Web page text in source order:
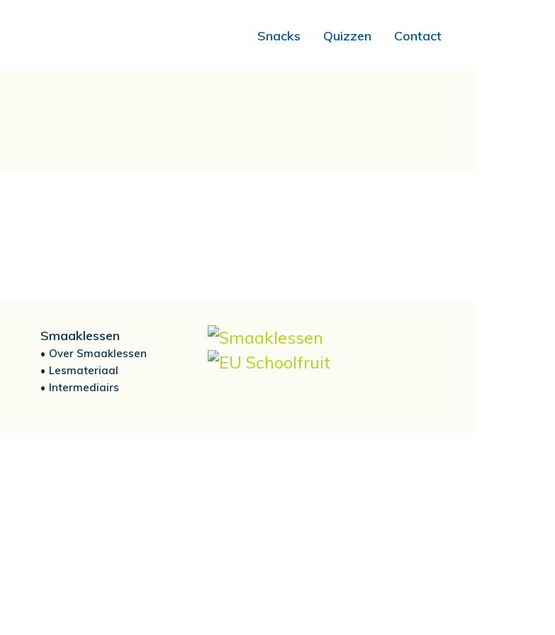
Snacks Quizzen Contact
Smaaklessen
Over Smaaklessen
Lesmateriaal
Intermediairs